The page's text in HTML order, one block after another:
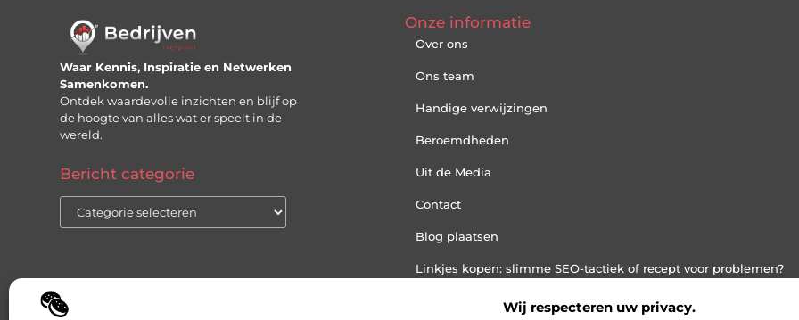
Wij respecteren uw privacy.
Waar Kennis, Inspiratie en Netwerken
Samenkomen.
Ontdek waardevolle inzichten en blijf op
de hoogte van alles wat er speelt in de
wereld.
Bericht categorie
Onze informatie
Over ons
Ons team
Handige verwijzingen
Beroemdheden
Uit de Media
Contact
Blog plaatsen
Linkjes kopen: slimme SEO-tactiek of recept voor problemen?
Geld online verdienen: mythe, bijverdienste of nieuwe